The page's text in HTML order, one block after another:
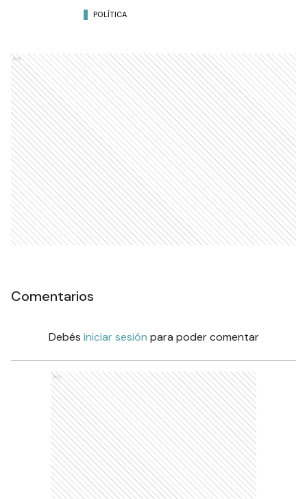
POLÍTICA
Ads
Comentarios
Debés iniciar sesión para poder comentar
Ads